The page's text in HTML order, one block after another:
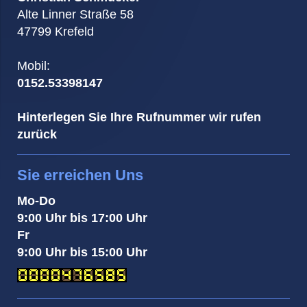
Alte Linner Straße 58
47799 Krefeld
Mobil:
0152.53398147
Hinterlegen Sie Ihre Rufnummer wir rufen
zurück
Sie erreichen Uns
Mo-Do
9:00 Uhr bis 17:00 Uhr
Fr
9:00 Uhr bis 15:00 Uhr